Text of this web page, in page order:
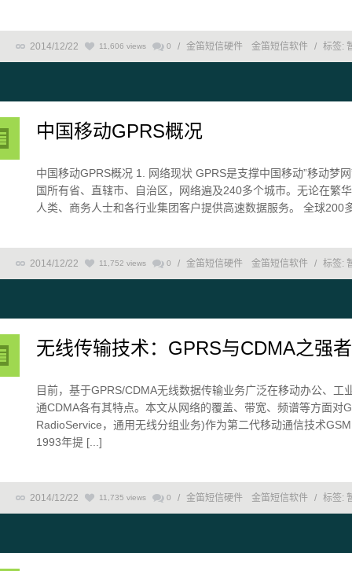
2014/12/22 11,606 views 0 / 金笛短信硬件 金笛短信软件 / 标签:
中国移动GPRS概况
中国移动GPRS概况 1. 网络现状 GPRS是支撑中国移动”移动梦
国所有省、直辖市、自治区，网络遍及240多个城市。无论在繁
人类、商务人士和各行业集团客户提供高速数据服务。 全球
2014/12/22 11,752 views 0 / 金笛短信硬件 金笛短信软件 / 标签:
无线传输技术：GPRS与CDMA之强
目前，基于GPRS/CDMA无线数据传输业务广泛在移动办公、
通CDMA各有其特点。本文从网络的覆盖、带宽、频谱等方面
RadioService，通用无线分组业务)作为第二代移动通信技术
1993年提 [...]
2014/12/22 11,735 views 0 / 金笛短信硬件 金笛短信软件 / 标签: